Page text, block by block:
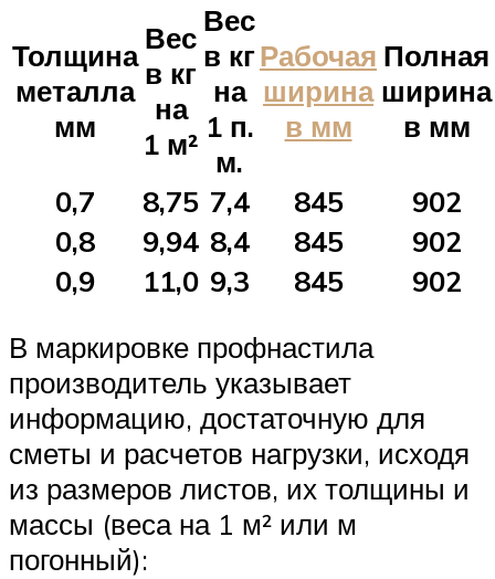
Толщина
металла
мм
Вес
в кг
на
1 м²
Вес
в кг
на
1 п.
м.
Рабочая
ширина
в мм
Полная
ширина
в мм
0,7 8,75 7,4 845
902
0,8
9,94 8,4 845
902
0,9
11,0 9,3 845
902
В маркировке профнастила
производитель указывает
информацию, достаточную для
сметы и расчетов нагрузки, исходя
из размеров листов, их толщины и
массы (веса на 1 м² или м
погонный):